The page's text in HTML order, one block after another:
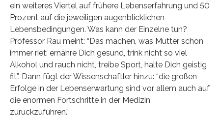
ein weiteres Viertel auf frühere Lebenserfahrung und 50
Prozent auf die jeweiligen augenblicklichen
Lebensbedingungen. Was kann der Einzelne tun?
Professor Rau meint: “Das machen, was Mutter schon
immer riet: ernähre Dich gesund, trink nicht so viel
Alkohol und rauch nicht, treibe Sport, halte Dich geistig
fit”. Dann fügt der Wissenschaftler hinzu: “die großen
Erfolge in der Lebenserwartung sind vor allem auch auf
die enormen Fortschritte in der Medizin
zurückzuführen.”